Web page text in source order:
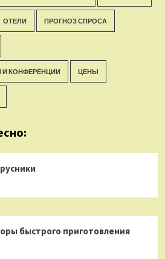
ОТЕЛИ ПРОГНОЗ СПРОСА
КОНФЕРЕНЦИИ ЦЕНЫ
быстрого приготовления